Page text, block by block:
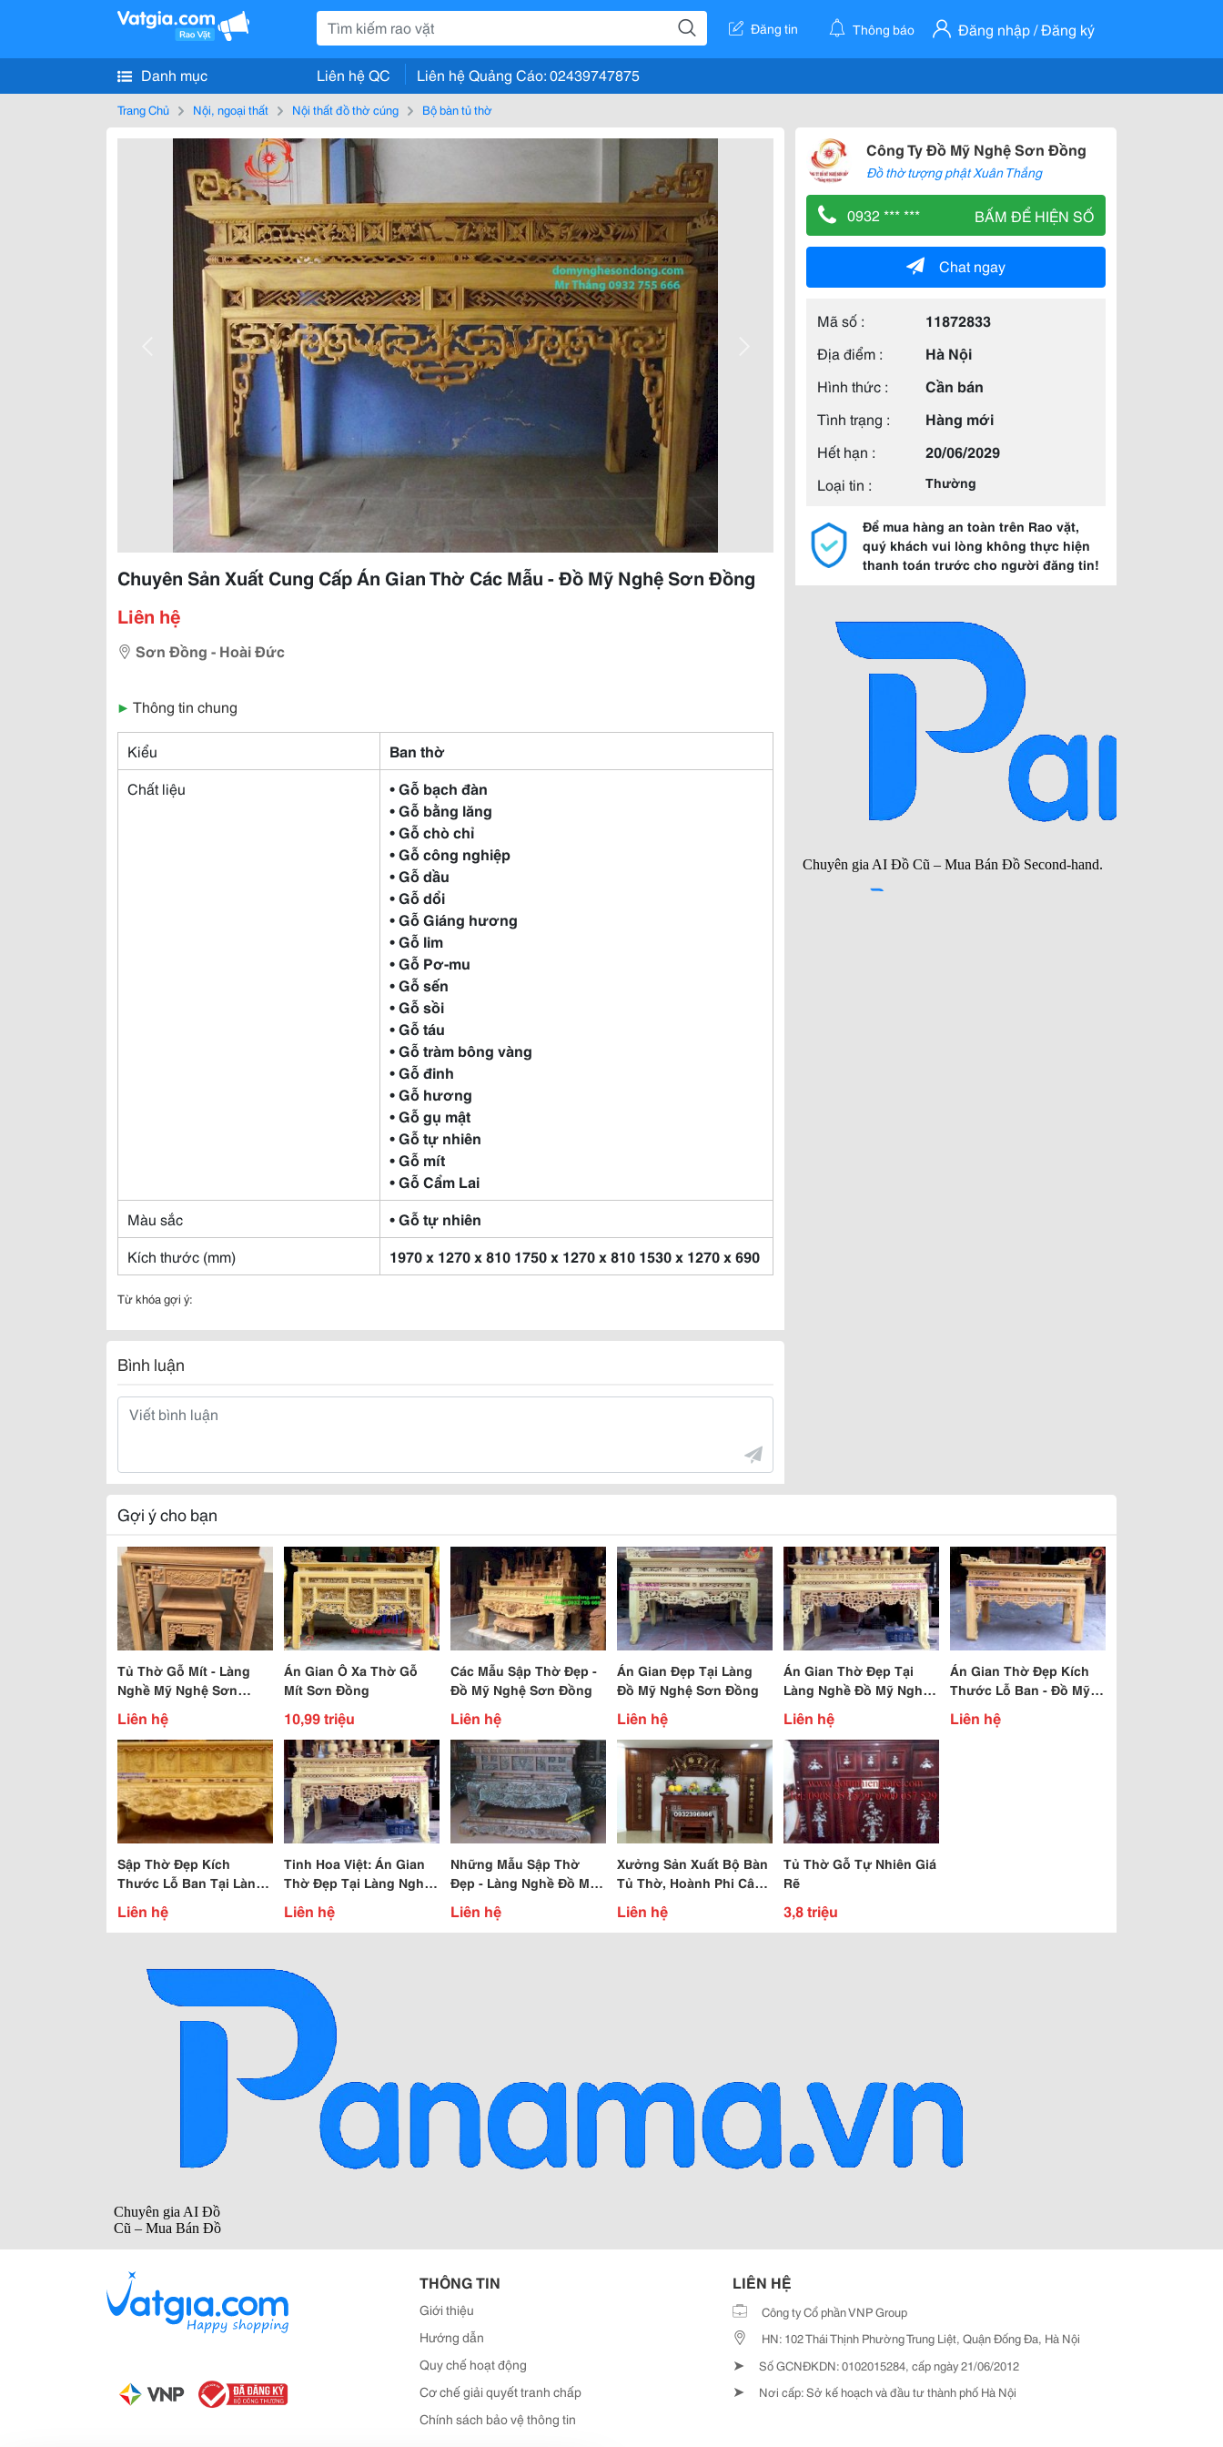
Đăng tin Thông báo Đăng nhập / Đăng ký
Danh mục Liên hệ QC Liên hệ Quảng Cáo: 02439747875
Trang Chủ Nội, ngoại thất Nội thất đồ thờ cúng Bộ bàn tủ thờ
Chuyên Sản Xuất Cung Cấp Án Gian Thờ Các Mẫu - Đồ Mỹ Nghệ Sơn Đồng
Liên hệ
Sơn Đồng - Hoài Đức
▶ Thông tin chung
Kiểu
Ban thờ
Chất liệu
• Gỗ bạch đàn
• Gỗ bằng lăng
• Gỗ chò chỉ
• Gỗ công nghiệp
• Gỗ dầu
• Gỗ dổi
• Gỗ Giáng hương
• Gỗ lim
• Gỗ Pơ-mu
• Gỗ sến
• Gỗ sồi
• Gỗ táu
• Gỗ tràm bông vàng
• Gỗ đinh
• Gỗ hương
• Gỗ gụ mật
• Gỗ tự nhiên
• Gỗ mít
• Gỗ Cẩm Lai
Màu sắc
• Gỗ tự nhiên
Kích thước (mm)
1970 x 1270 x 810 1750 x 1270 x 810 1530 x 1270 x 690
Từ khóa gợi ý:
Bình luận
Công Ty Đồ Mỹ Nghệ Sơn Đồng
Đồ thờ tượng phật Xuân Thắng
0932 *** *** BẤM ĐỂ HIỆN SỐ
Chat ngay
Mã số :
11872833
Địa điểm :
Hà Nội
Hình thức :
Cần bán
Tình trạng :
Hàng mới
Hết hạn :
20/06/2029
Loại tin :
Thường
Để mua hàng an toàn trên Rao vặt,
quý khách vui lòng không thực hiện
thanh toán trước cho người đăng tin!
Gợi ý cho bạn
Tủ Thờ Gỗ Mít - Làng
Nghề Mỹ Nghệ Sơn
Đồng
Liên hệ
Án Gian Ô Xa Thờ Gỗ
Mít Sơn Đồng
10,99 triệu
Các Mẫu Sập Thờ Đẹp -
Đồ Mỹ Nghệ Sơn Đồng
Liên hệ
Án Gian Đẹp Tại Làng
Đồ Mỹ Nghệ Sơn Đồng
Liên hệ
Án Gian Thờ Đẹp Tại
Làng Nghề Đồ Mỹ Nghệ
Sơn Đồng
Liên hệ
Án Gian Thờ Đẹp Kích
Thước Lỗ Ban - Đồ Mỹ
Nghệ Sơn Đồng
Liên hệ
Sập Thờ Đẹp Kích
Thước Lỗ Ban Tại Làng
Nghề Đồ Mỹ Nghệ Sơn
Đồng
Liên hệ
Tinh Hoa Việt: Án Gian
Thờ Đẹp Tại Làng Nghề
Đồ Mỹ Nghệ Sơn Đồng
Liên hệ
Những Mẫu Sập Thờ
Đẹp - Làng Nghề Đồ Mỹ
Nghệ Sơn Đồng
Liên hệ
Xưởng Sản Xuất Bộ Bàn
Tủ Thờ, Hoành Phi Câu
Đối.. Tại Sơn Đồng -
Nhận Đặt Hàng Theo
Liên hệ
Tủ Thờ Gỗ Tự Nhiên Giá
Rẽ
3,8 triệu
THÔNG TIN
Giới thiệu
Hướng dẫn
Quy chế hoạt động
Cơ chế giải quyết tranh chấp
Chính sách bảo vệ thông tin
LIÊN HỆ
Công ty Cổ phần VNP Group
HN: 102 Thái Thịnh Phường Trung Liệt, Quận Đống Đa, Hà Nội
➤ Số GCNĐKDN: 0102015284, cấp ngày 21/06/2012
➤ Nơi cấp: Sở kế hoạch và đầu tư thành phố Hà Nội